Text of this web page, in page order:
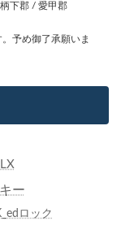
下郡 / 愛甲郡
予め御了承願いま
ー
ロック